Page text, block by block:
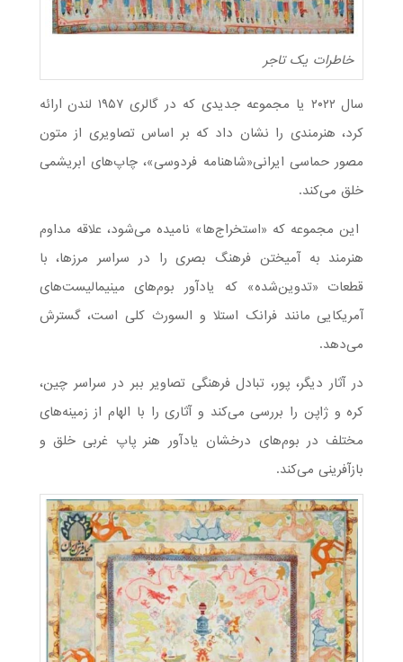
خاطرات یک تاجر
سال ۲۰۲۲ یا مجموعه جدیدی که در گالری ۱۹۵۷ لندن ارائه
کرد، هنرمندی را نشان داد که بر اساس تصاویری از متون
مصور حماسی ایرانی«شاهنامه فردوسی»، چاپ‌های ابریشمی
خلق می‌کند.
این مجموعه که «استخراج‌ها» نامیده می‌شود، علاقه مداوم
هنرمند به آمیختن فرهنگ بصری را در سراسر مرزها، با
قطعات «تدوین‌شده» که یادآور بوم‌های مینیمالیست‌های
آمریکایی مانند فرانک استلا و السورث کلی است، گسترش
می‌دهد.
در آثار دیگر، پور، تبادل فرهنگی تصاویر ببر در سراسر چین،
کره و ژاپن را بررسی می‌کند و آثاری را با الهام از زمینه‌های
مختلف در بوم‌های درخشان یادآور هنر پاپ غربی خلق و
بازآفرینی می‌کند.